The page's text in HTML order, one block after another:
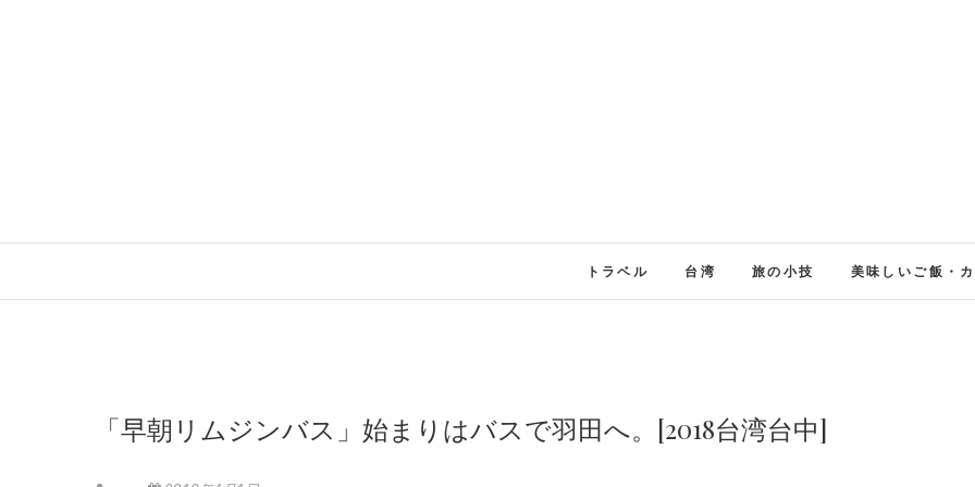
トラベル 台湾 旅の小技 美味しいご飯・
「早朝リムジンバス」始まりはバスで羽田へ。[2018台湾台中]